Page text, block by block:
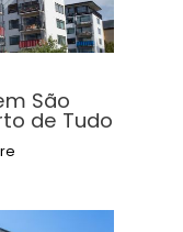
São
de Tudo